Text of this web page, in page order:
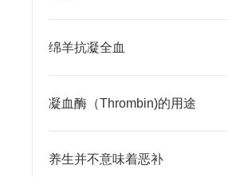
绵羊抗凝全血
凝血酶（Thrombin)的用途
养生并不意味着恶补